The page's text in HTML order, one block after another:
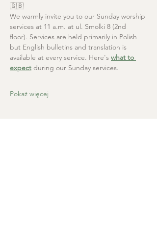
🇬🇧
We warmly invite you to our Sunday worship
services at 11 a.m. at ul. Smolki 8 (2nd
floor). Services are held primarily in Polish
but English bulletins and translation is
available at every service. Here's what to
expect during our Sunday services.
Pokaż więcej